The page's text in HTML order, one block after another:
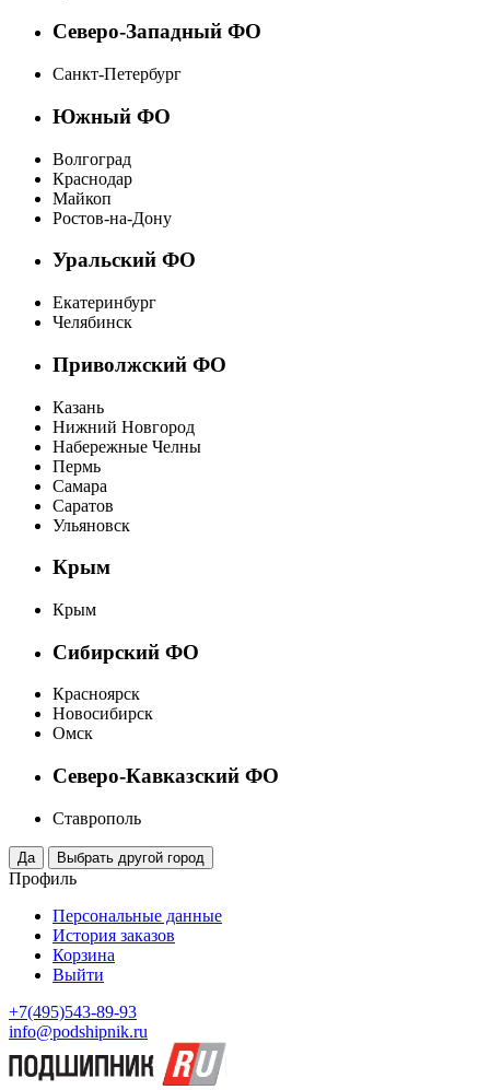
Северо-Западный ФО
Санкт-Петербург
Южный ФО
Волгоград
Краснодар
Майкоп
Ростов-на-Дону
Уральский ФО
Екатеринбург
Челябинск
Приволжский ФО
Казань
Нижний Новгород
Набережные Челны
Пермь
Самара
Саратов
Ульяновск
Крым
Крым
Сибирский ФО
Красноярск
Новосибирск
Омск
Северо-Кавказский ФО
Ставрополь
Профиль
Персональные данные
История заказов
Корзина
Выйти
+7(495)543-89-93
info@podshipnik.ru